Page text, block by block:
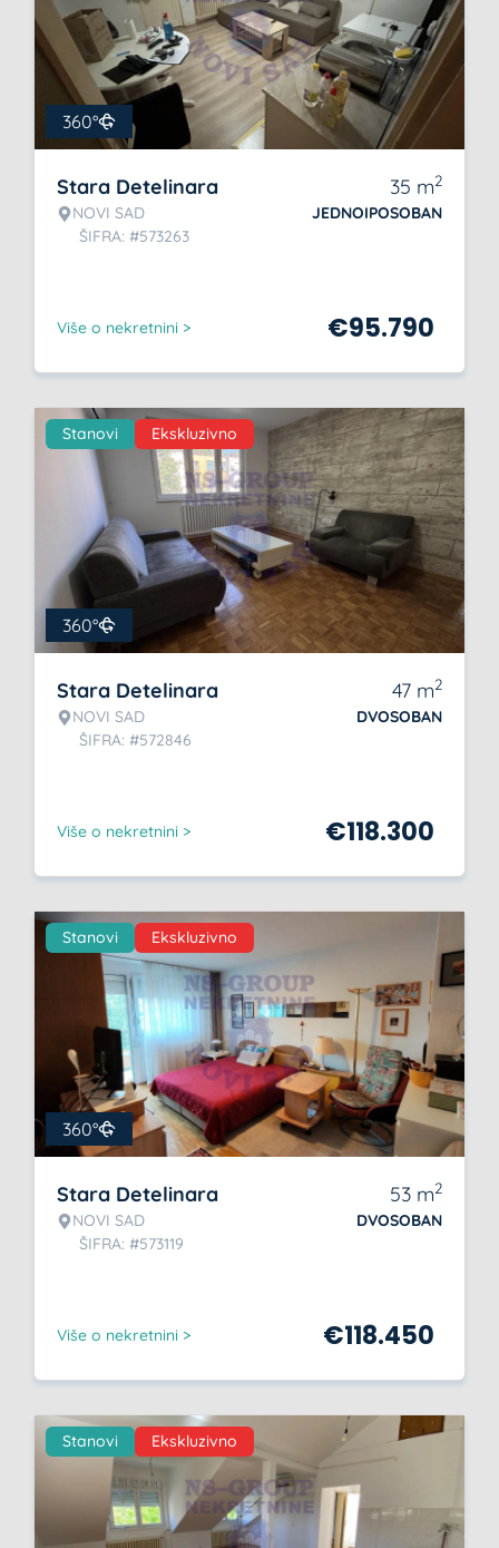
360°
Stara Detelinara
NOVI SAD
ŠIFRA: #573263
35 m2
JEDNOIPOSOBAN
Više o nekretnini > €95.790
Stanovi Ekskluzivno
360°
Stara Detelinara
NOVI SAD
ŠIFRA: #572846
47 m2
DVOSOBAN
Više o nekretnini > €118.300
Stanovi Ekskluzivno
360°
Stara Detelinara
NOVI SAD
ŠIFRA: #573119
53 m2
DVOSOBAN
Više o nekretnini > €118.450
Stanovi Ekskluzivno